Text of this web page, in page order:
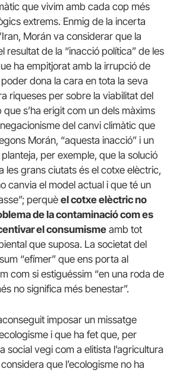
que vivim amb cada cop més
extrems. Enmig de la incerta
Morán va considerar que la
resultat de la “inacció política” de les
ha empitjorat amb la irrupció de
poder dona la cara en tota la seva
riqueses per sobre la viabilitat del
que s’ha erigit com un dels màxims
del canvi climàtic que
Morán, “aquesta inacció” i un
per exemple, que la solució
les grans ciutats és el cotxe elèctric,
canvia el model actual i que té un
perquèel cotxe elèctric no
de la contaminació com es
el consumisme amb tot
que suposa. La societat del
“efímer” que ens porta al
com si estiguéssim “en una roda de
no significa més benestar”.
imposar un missatge
i que ha fet que, per
social vegi com a elitista l’agricultura
que l’ecologisme no ha